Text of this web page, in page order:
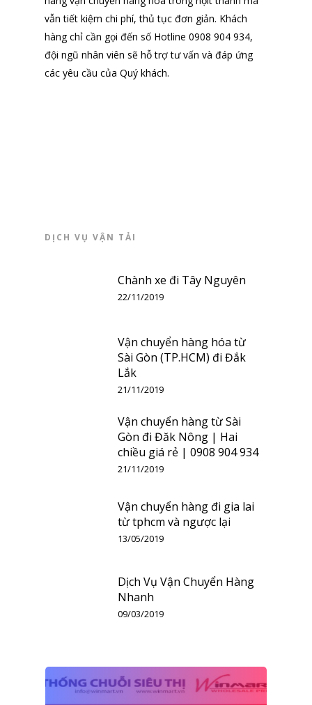
vẫn tiết kiệm chi phí, thủ tục đơn giản. Khách
hàng chỉ cần gọi đến số Hotline 0908 904 934,
đội ngũ nhân viên sẽ hỗ trợ tư vấn và đáp ứng
các yêu cầu của Quý khách.
DỊCH VỤ VẬN TẢI
Chành xe đi Tây Nguyên
22/11/2019
Vận chuyển hàng hóa từ
Sài Gòn (TP.HCM) đi Đắk
Lắk
21/11/2019
Vận chuyển hàng từ Sài
Gòn đi Đăk Nông | Hai
chiều giá rẻ | 0908 904 934
21/11/2019
Vận chuyển hàng đi gia lai
từ tphcm và ngược lại
13/05/2019
Dịch Vụ Vận Chuyển Hàng
Nhanh
09/03/2019
DỊCH VỤ VẬN TẢI
BẢNG GIÁ CƯỚC